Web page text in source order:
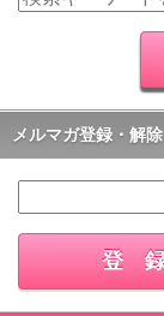
メルマガ登録・解除